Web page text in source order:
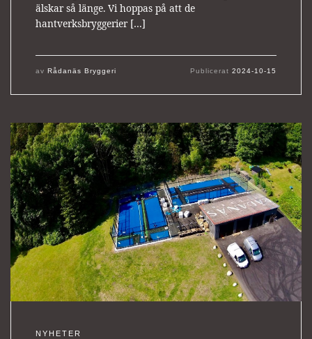
älskar så länge. Vi hoppas på att de
hantverksbryggerier […]
av Rådanäs Bryggeri Publicerat2024-10-15
NYHETER